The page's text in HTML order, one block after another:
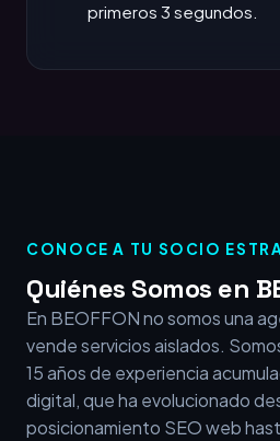
primeros 3 segundos.
CONOCE A TU SOCIO
Quiénes Somos en
En BEOFFON no somos una
vende servicios aislados.
15 años de experiencia
digital, que ha evolucionado
posicionamiento SEO web